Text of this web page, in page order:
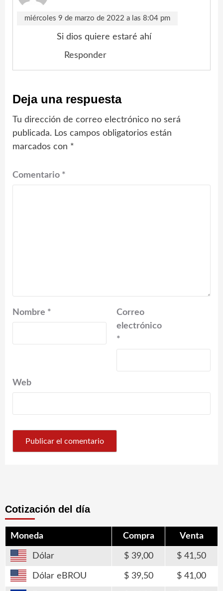
miércoles 9 de marzo de 2022 a las 8:04 pm
Si dios quiere estaré ahí
Responder
Deja una respuesta
Tu dirección de correo electrónico no será
publicada. Los campos obligatorios están
marcados con *
Comentario *
Nombre *
Correo
electrónico
*
Web
Cotización del día
Moneda Compra Venta
Dólar 39,00 41,50
Dólar eBROU 39,50 41,00